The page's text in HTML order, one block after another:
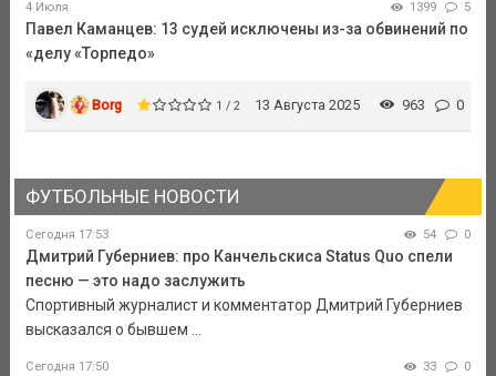
4 Июля 1399 5
Павел Каманцев: 13 судей исключены из-за обвинений по
«делу «Торпедо»
Borg 1 / 2 13 Августа 2025 963 0
ФУТБОЛЬНЫЕ НОВОСТИ
Сегодня 17:53 54 0
Дмитрий Губерниев: про Канчельскиса Status Quo спели
песню — это надо заслужить
Спортивный журналист и комментатор Дмитрий Губерниев
высказался о бывшем ...
Сегодня 17:50 33 0